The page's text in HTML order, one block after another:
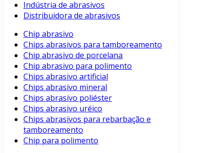
Indústria de abrasivos
Distribuidora de abrasivos
Chip abrasivo
Chips abrasivos para tamboreamento
Chip abrasivo de porcelana
Chip abrasivo para polimento
Chips abrasivo artificial
Chips abrasivo mineral
Chips abrasivo poliéster
Chips abrasivo uréico
Chips abrasivos para rebarbação e
tamboreamento
Chip para polimento